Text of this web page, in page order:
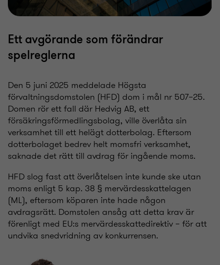
Ett avgörande som förändrar
spelreglerna
Den 5 juni 2025 meddelade Högsta
förvaltningsdomstolen (HFD) dom i mål nr 507–25.
Domen rör ett fall där Hedvig AB, ett
försäkringsförmedlingsbolag, ville överlåta sin
verksamhet till ett helägt dotterbolag. Eftersom
dotterbolaget bedrev helt momsfri verksamhet,
saknade det rätt till avdrag för ingående moms.
HFD slog fast att överlåtelsen inte kunde ske utan
moms enligt 5 kap. 38 § mervärdesskattelagen
(ML), eftersom köparen inte hade någon
avdragsrätt. Domstolen ansåg att detta krav är
förenligt med EU:s mervärdesskattedirektiv – för att
undvika snedvridning av konkurrensen.